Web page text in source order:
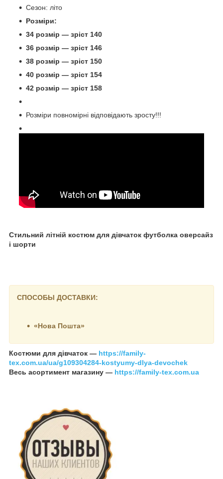
Стильний літній костюм для дівчаток футболка оверсайз
і шорти
Сезон: літо
Розміри:
34 розмір — зріст 140
36 розмір — зріст 146
38 розмір — зріст 150
40 розмір — зріст 154
42 розмір — зріст 158
Розміри повномірні відповідають зросту!!!
СПОСОБЫ ДОСТАВКИ:
«Нова Пошта»
Костюми для дівчаток — https://family-
tex.com.ua/ua/g109304284-kostyumy-dlya-devochek
Весь асортимент магазину — https://family-tex.com.ua